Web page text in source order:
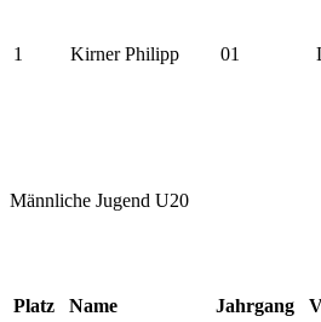
1 Kirner Philipp 01
Männliche Jugend U20
Platz Name Jahrgang